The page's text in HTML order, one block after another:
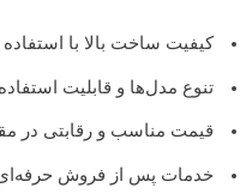
کیفیت ساخت بالا با استفاده
تنوع مدل‌ها و قابلیت
قیمت مناسب و رقابتی در
خدمات پس از فروش حرفه‌ای